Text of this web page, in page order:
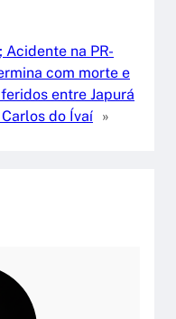
Acidente na PR-
com morte e
entre Japurá
do Ívaí »